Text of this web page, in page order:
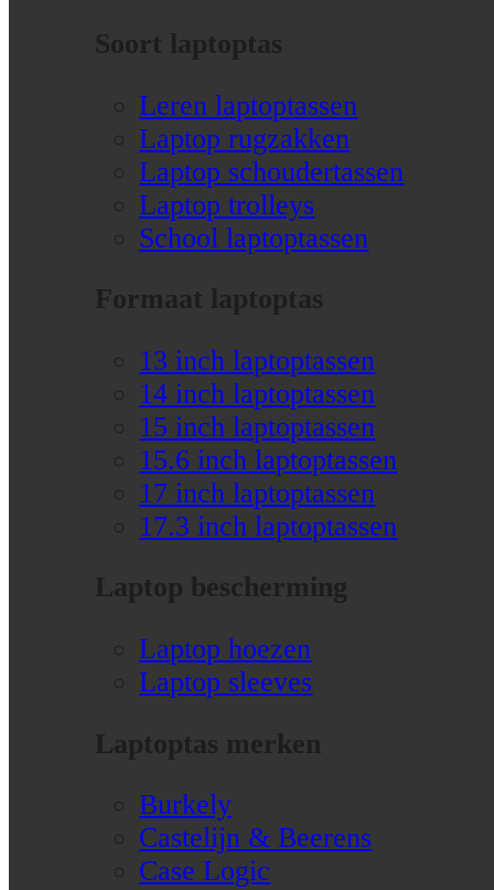
Soort laptoptas
Leren laptoptassen
Laptop rugzakken
Laptop schoudertassen
Laptop trolleys
School laptoptassen
Formaat laptoptas
13 inch laptoptassen
14 inch laptoptassen
15 inch laptoptassen
15.6 inch laptoptassen
17 inch laptoptassen
17.3 inch laptoptassen
Laptop bescherming
Laptop hoezen
Laptop sleeves
Laptoptas merken
Burkely
Castelijn & Beerens
Case Logic